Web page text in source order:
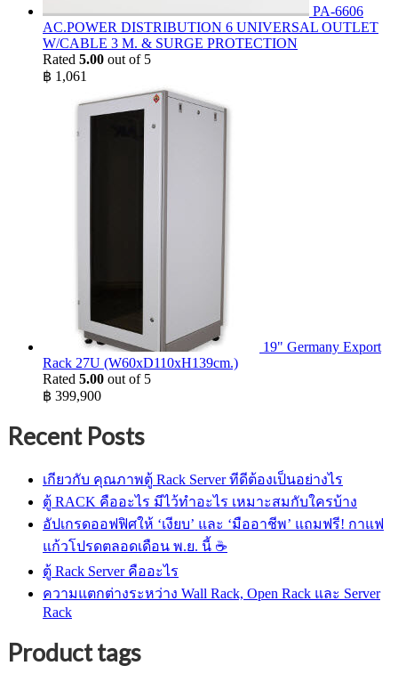
PA-6606
AC.POWER DISTRIBUTION 6 UNIVERSAL OUTLET
W/CABLE 3 M. & SURGE PROTECTION
Rated 5.00 out of 5
฿ 1,061
19" Germany Export
Rack 27U (W60xD110xH139cm.)
Rated 5.00 out of 5
฿ 399,900
Recent Posts
เกียวกับ คุณภาพตู้ Rack Server ทีดีต้องเป็นอย่างไร
ตู้ RACK คืออะไร มีไว้ทำอะไร เหมาะสมกับใครบ้าง
อัปเกรดออฟฟิศให้ ‘เงียบ’ และ ‘มืออาชีพ’ แถมฟรี! กาแฟ
แก้วโปรดตลอดเดือน พ.ย. นี้ ☕
ตู้ Rack Server คืออะไร
ความแตกต่างระหว่าง Wall Rack, Open Rack และ Server
Rack
Product tags